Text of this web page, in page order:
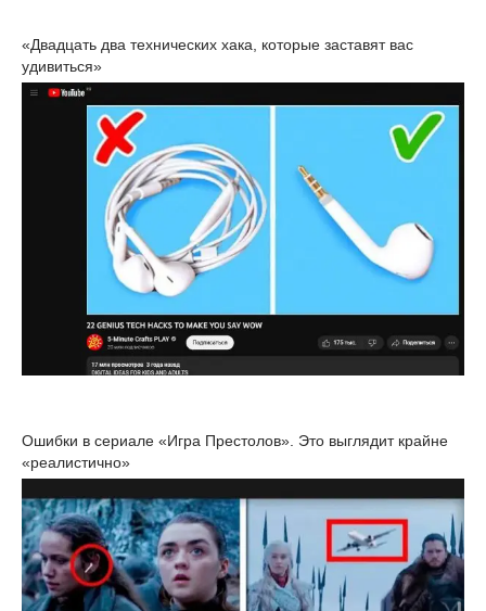
«Двадцать два технических хака, которые заставят вас
удивиться»
Ошибки в сериале «Игра Престолов». Это выглядит крайне
«реалистично»